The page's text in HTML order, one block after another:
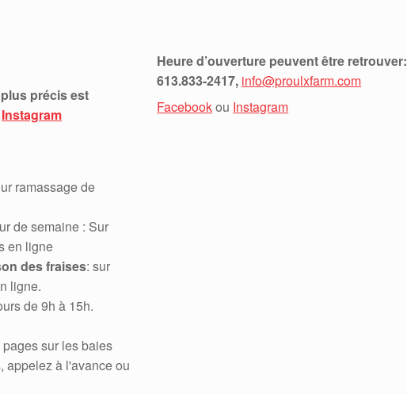
précis est
Instagram
ramassage de
de semaine : Sur
en ligne
des fraises: sur
ligne.
de 9h à 15h.
sur les baies
appelez à l'avance ou
Heure d’ouverture peuvent être retrouver:
613.833-2417, info@proulxfarm.com
Facebookou Instagram